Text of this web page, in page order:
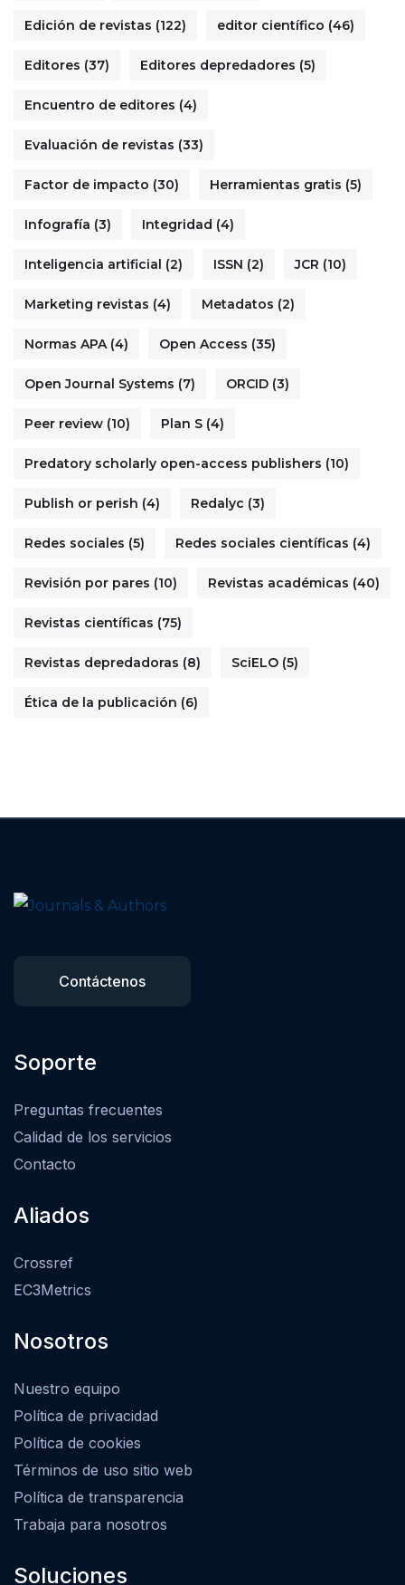
Edición de revistas (122) editor científico (46)
Editores (37) Editores depredadores (5)
Encuentro de editores (4)
Evaluación de revistas (33)
Factor de impacto (30) Herramientas gratis (5)
Infografía (3) Integridad (4)
Inteligencia artificial (2) ISSN (2) JCR (10)
Marketing revistas (4) Metadatos (2)
Normas APA(4) Open Access (35)
Open Journal Systems (7) ORCID (3)
Peer review (10) Plan S (4)
Predatory scholarly open-access publishers (10)
Publish or perish (4) Redalyc (3)
Redes sociales (5) Redes sociales científicas (4)
Revisión por pares (10) Revistas académicas (40)
Revistas científicas (75)
Revistas depredadoras (8) SciELO (5)
Ética de la publicación (6)
Contáctenos
Soporte
Preguntas frecuentes
Calidad de los servicios
Contacto
Aliados
Crossref
EC3Metrics
Nosotros
Nuestro equipo
Política de privacidad
Política de cookies
Términos de uso sitio web
Política de transparencia
Trabaja para nosotros
Soluciones